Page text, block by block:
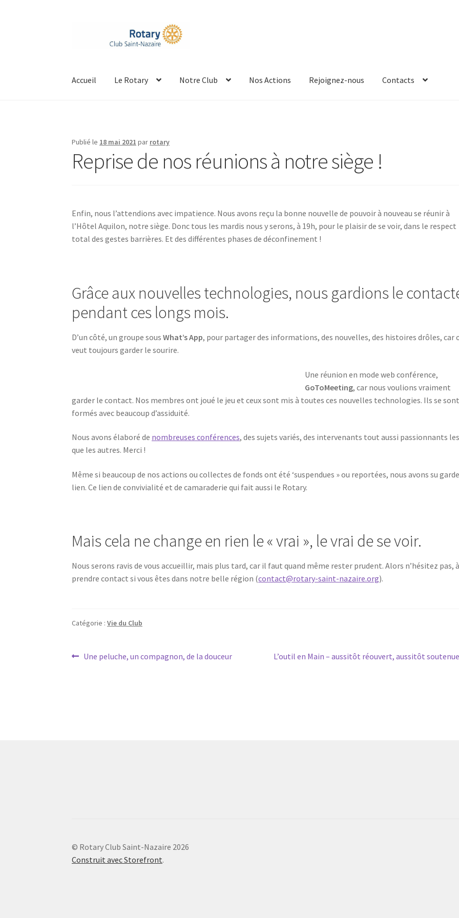
Accueil Le Rotary Notre Club Nos Actions Rejoignez-nous Contacts
Publié le 18 mai 2021 par rotary
Reprise de nos réunions à notre siège !
Enfin, nous l’attendions avec impatience. Nous avons reçu la bonne nouvelle de pouvoir à nouveau se réunir à
l’Hôtel Aquilon, notre siège. Donc tous les mardis nous y serons, à 19h, pour le plaisir de se voir, dans le respect
total des gestes barrières. Et des différentes phases de déconfinement !
Grâce aux nouvelles technologies, nous gardions le
pendant ces longs mois.
D’un côté, un groupe sousWhat’s App, pour partager des informations, des nouvelles, des histoires drôles, car
veut toujours garder le sourire.
Une réunion en mode web conférence,
GoToMeeting, car nous voulions vraiment
garder le contact. Nos membres ont joué le jeu et ceux sont mis à toutes ces nouvelles technologies. Ils se sont
formés avec beaucoup d’assiduité.
Nous avons élaboré de nombreuses conférences, des sujets variés, des intervenants tout aussi passionnants
que les autres. Merci !
Même si beaucoup de nos actions ou collectes de fonds ont été ‘suspendues » ou reportées, nous avons su
lien. Ce lien de convivialité et de camaraderie qui fait aussi le Rotary.
Mais cela ne change en rien le « vrai », le vrai de se voir.
Nous serons ravis de vous accueillir, mais plus tard, car il faut quand même rester prudent. Alors n’hésitez pas, à
prendre contact si vous êtes dans notre belle région (contact@rotary-saint-nazaire.org).
Catégorie :Vie du Club
Navigation
Article
Une peluche, un compagnon, de la douceur
Article
L’outil en Main – aussitôt réouvert, aussitôt
© Rotary Club Saint-Nazaire 2026
Construit avec Storefront.